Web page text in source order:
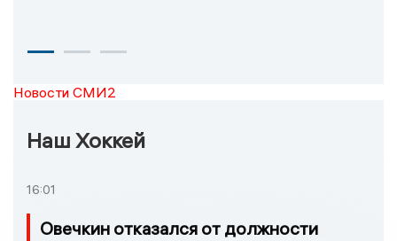
Новости СМИ2
Наш Хоккей
16:01
Овечкин отказался от должности